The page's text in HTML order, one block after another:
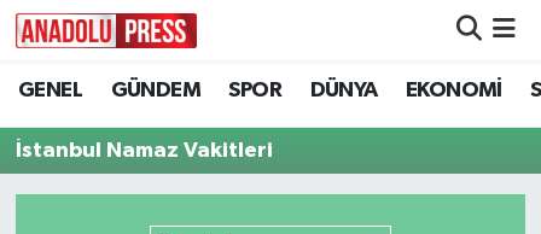
GENEL GÜNDEM SPOR DÜNYA EKONOMİ
İstanbul Namaz Vakitleri
Nöbetçi Eczaneler
Hava Durumu